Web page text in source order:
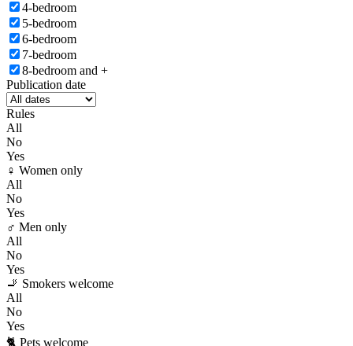
4-bedroom
5-bedroom
6-bedroom
7-bedroom
8-bedroom and +
Publication date
Rules
All
No
Yes
♀️ Women only
All
No
Yes
♂️ Men only
All
No
Yes
🚬 Smokers welcome
All
No
Yes
🐈 Pets welcome